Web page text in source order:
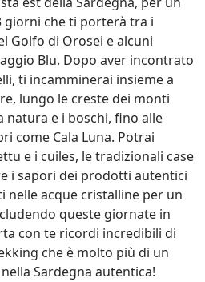
che ti porterà tra i
Golfo di Orosei e alcuni
Blu. Dopo aver incontrato
ti incamminerai insieme a
lungo le creste dei monti
natura e i boschi, fino alle
come Cala Luna. Potrai
e i cuiles, le tradizionali case
i sapori dei prodotti autentici
nelle acque cristalline per un
queste giornate in
con te ricordi incredibili di
che è molto più di un
Sardegna autentica!